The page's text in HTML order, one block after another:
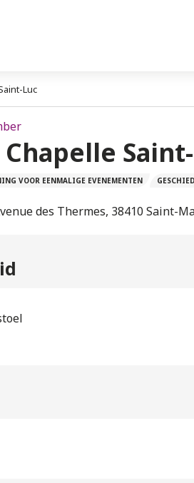
Luc
VOOR EENMALIGE EVENEMENTEN
des Thermes, 38410 Saint-